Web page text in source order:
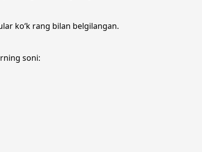
ko‘k rang bilan belgilangan.
soni: